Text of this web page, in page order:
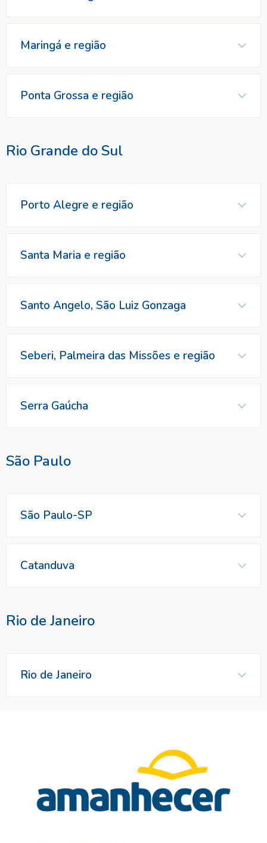
Marca Vendida
Contatos
Representante
Marca Vendida
Maringá e região
Representante
Marca Vendida
Ponta Grossa e região
Representante
Contatos
Rio Grande do Sul
Porto Alegre e região
Representante
Marca Vendida
Santa Maria e região
Representante
Contatos
Santo Angelo, São Luiz Gonzaga
Marca Vendida
Seberi, Palmeira das Missões e região
Representante
Marca Vendida
Representante
Contatos
Serra Gaúcha
São Paulo
São Paulo-SP
Representante
Marca Vendida
Catanduva
Representante
Contatos
Rio de Janeiro
Rio de Janeiro